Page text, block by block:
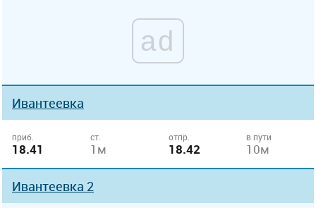
ad
Ивантеевка
приб.
18.41
ст.
1м
отпр.
18.42
в пути
10м
Ивантеевка 2